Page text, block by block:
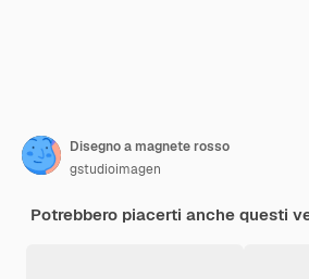
Disegno a magnete rosso
gstudioimagen
Potrebbero piacerti anche questi